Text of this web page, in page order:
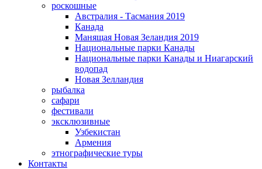
роскошные
Австралия - Тасмания 2019
Канада
Манящая Новая Зеландия 2019
Национальные парки Канады
Национальные парки Канады и Ниагарский
водопад
Новая Зелландия
рыбалка
сафари
фестивали
эксклюзивные
Узбекистан
Армения
этнографические туры
Контакты